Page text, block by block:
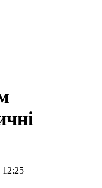
12:25